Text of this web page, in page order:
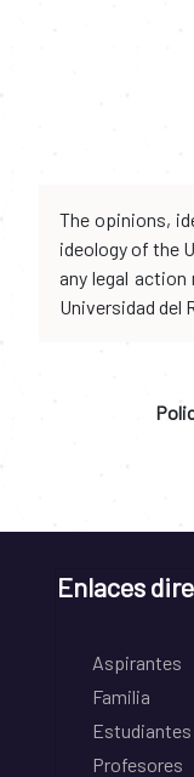
The opinions,
ideology of the
any legal
Universidad del
Enlaces
Aspirantes
Familia
Estudiantes
Profesores